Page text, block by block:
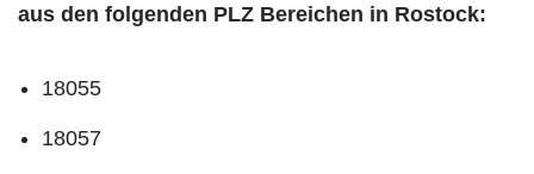
aus den folgenden PLZ Bereichen in Rostock:
18055
18057